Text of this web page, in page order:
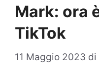
Mark: ora
TikTok
11 Maggio 2023 di